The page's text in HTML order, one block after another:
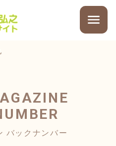
バックナンバー